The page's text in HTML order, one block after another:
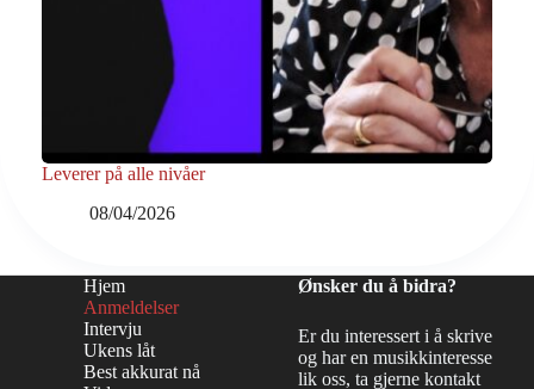
Leverer på alle nivåer
08/04/2026
Hjem
Anmeldelser
Intervju
Ukens låt
Best akkurat nå
Ønsker du å bidra?
Er du interessert i å skrive
og har en musikkinteresse
lik oss, ta gjerne kontakt